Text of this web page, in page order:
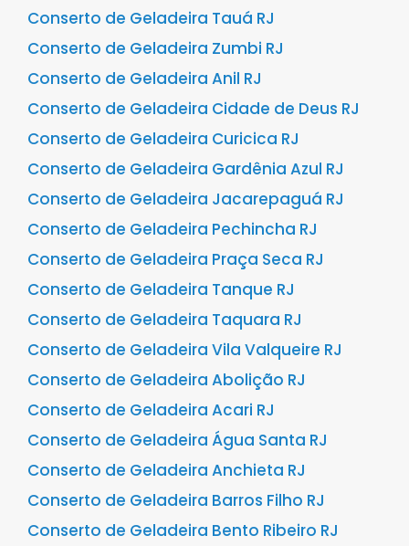
Conserto de Geladeira Tauá RJ
Conserto de Geladeira Zumbi RJ
Conserto de Geladeira Anil RJ
Conserto de Geladeira Cidade de Deus RJ
Conserto de Geladeira Curicica RJ
Conserto de Geladeira Gardênia Azul RJ
Conserto de Geladeira Jacarepaguá RJ
Conserto de Geladeira Pechincha RJ
Conserto de Geladeira Praça Seca RJ
Conserto de Geladeira Tanque RJ
Conserto de Geladeira Taquara RJ
Conserto de Geladeira Vila Valqueire RJ
Conserto de Geladeira Abolição RJ
Conserto de Geladeira Acari RJ
Conserto de Geladeira Água Santa RJ
Conserto de Geladeira Anchieta RJ
Conserto de Geladeira Barros Filho RJ
Conserto de Geladeira Bento Ribeiro RJ